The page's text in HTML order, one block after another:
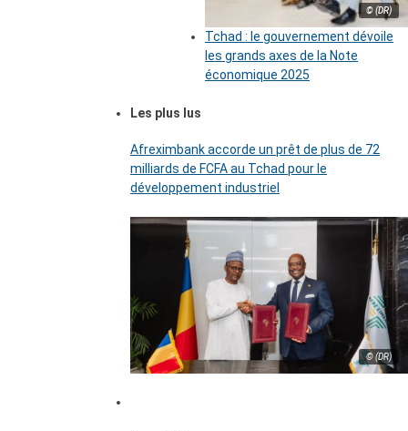
© (DR)
Tchad : le gouvernement dévoile
les grands axes de la Note
économique 2025
Les plus lus
Afreximbank accorde un prêt de plus de 72
milliards de FCFA au Tchad pour le
développement industriel
© (DR)